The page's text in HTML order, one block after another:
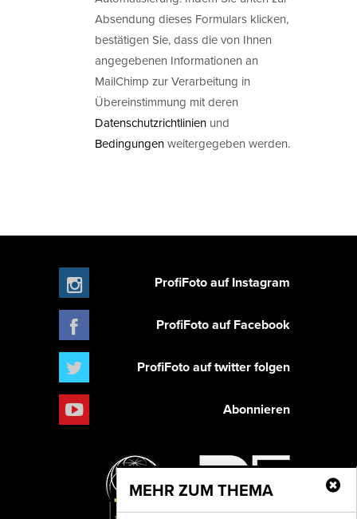
Absendung dieses Formulars klicken,
bestätigen Sie, dass die von Ihnen
angegebenen Informationen an
MailChimp zur Verarbeitung in
Übereinstimmung mit deren
Datenschutzrichtlinien und
Bedingungenweitergegeben werden.
MEHR ZUM THEMA
ProfiFoto auf Instagram
ProfiFoto auf Facebook
ProfiFoto auf twitter folgen
Abonnieren